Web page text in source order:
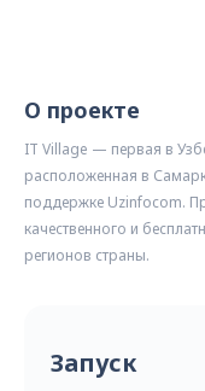
О проекте
IT Village — первая в
расположенная в
поддержке Uzinfocom.
качественного и
регионов страны.
Запуск